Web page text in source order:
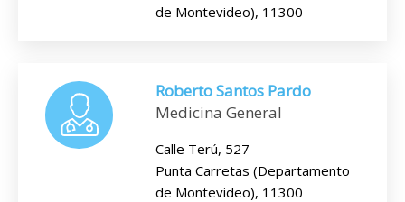
de Montevideo), 11300
Roberto Santos Pardo
Medicina General
Calle Terú, 527
Punta Carretas (Departamento
de Montevideo), 11300